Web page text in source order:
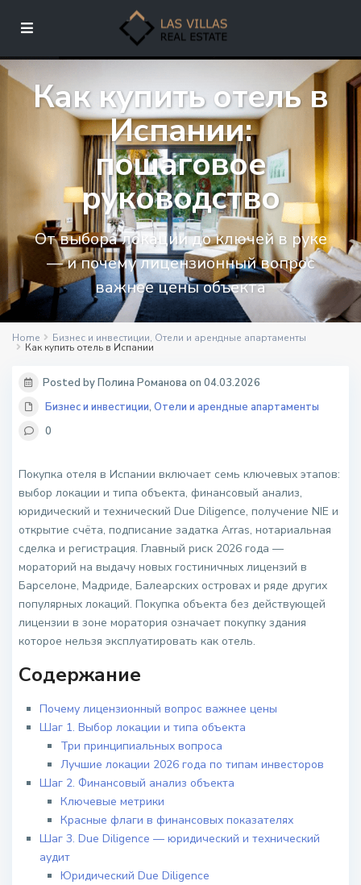
Как купить отель в
Испании:
пошаговое
руководство
От выбора локации до ключей в руке
— и почему лицензионный вопрос
важнее цены объекта
Home Бизнес и инвестиции, Отели и арендные апартаменты
Как купить отель в Испании
Posted by Полина Романова on 04.03.2026
Бизнес и инвестиции,Отели и арендные апартаменты
0
Покупка отеля в Испании включает семь ключевых этапов:
выбор локации и типа объекта, финансовый анализ,
юридический и технический Due Diligence, получение NIE и
открытие счёта, подписание задатка Arras, нотариальная
сделка и регистрация. Главный риск 2026 года —
мораторий на выдачу новых гостиничных лицензий в
Барселоне, Мадриде, Балеарских островах и ряде других
популярных локаций. Покупка объекта без действующей
лицензии в зоне моратория означает покупку здания
которое нельзя эксплуатировать как отель.
Содержание
Почему лицензионный вопрос важнее цены
Шаг 1. Выбор локации и типа объекта
Три принципиальных вопроса
Лучшие локации 2026 года по типам инвесторов
Шаг 2. Финансовый анализ объекта
Ключевые метрики
Красные флаги в финансовых показателях
Шаг 3. Due Diligence — юридический и технический
аудит
Юридический Due Diligence